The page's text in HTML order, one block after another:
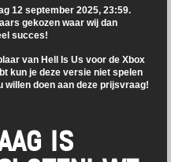
12 september 2025, 23:59.
gekozen waar wij dan
succes!
van Hell Is Us voor de Xbox
kun je deze versie niet spelen
willen doen aan deze prijsvraag!
IS